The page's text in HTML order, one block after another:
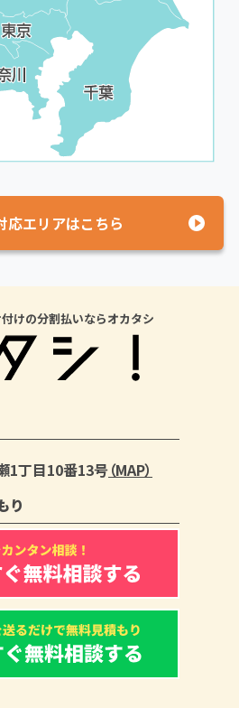
応エリアはこちら
けの分割払いならオカタシ
1丁目10番13号（MAP）
り